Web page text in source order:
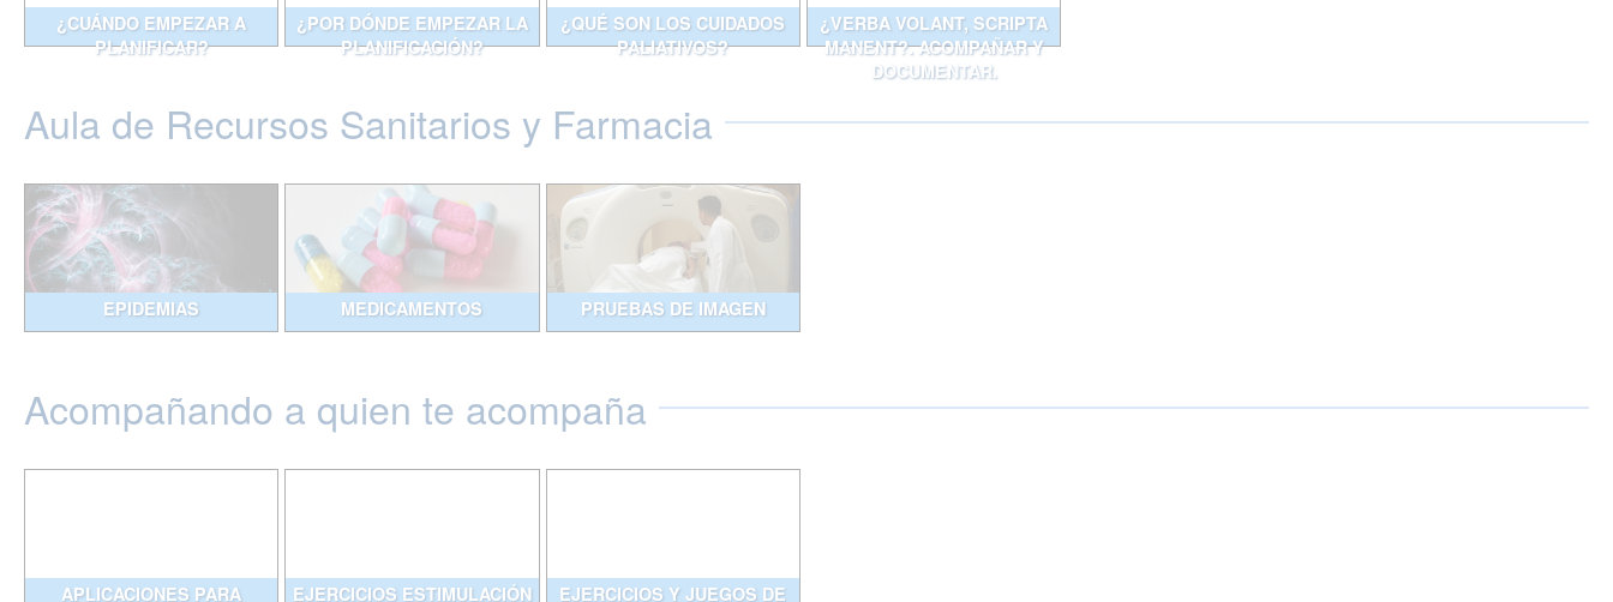
¿CUÁNDO EMPEZAR A
PLANIFICAR?
¿POR DÓNDE EMPEZAR LA
PLANIFICACIÓN?
¿QUÉ SON LOS CUIDADOS
PALIATIVOS?
¿VERBA VOLANT, SCRIPTA
MANENT?. ACOMPAÑAR Y
DOCUMENTAR.
Aula de Recursos Sanitarios y Farmacia
EPIDEMIAS MEDICAMENTOS PRUEBAS DE IMAGEN
Acompañando a quien te acompaña
APLICACIONES PARA EJERCICIOS ESTIMULACIÓN EJERCICIOS Y JUEGOS DE